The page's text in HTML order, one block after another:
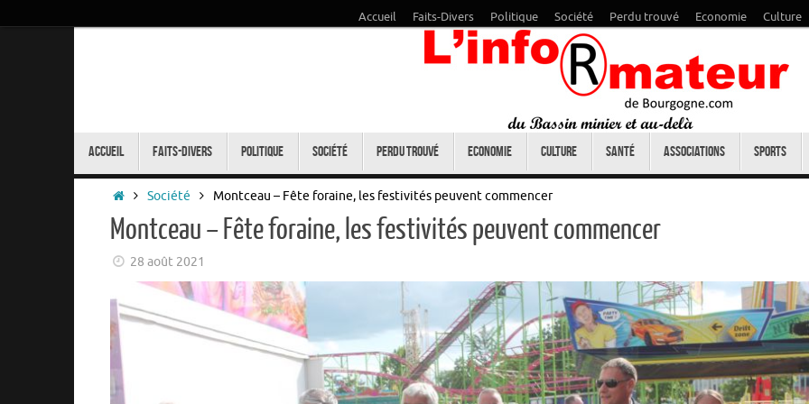
Accueil Faits-Divers Politique Société Perdu trouvé Economie Culture
Accueil Faits-Divers Politique Société Perdu trouvé Economie Culture Santé Associations Sports
Accueil
Société Montceau – Fête foraine, les festivités peuvent commencer
Montceau – Fête foraine, les festivités peuvent commencer
28 août 2021